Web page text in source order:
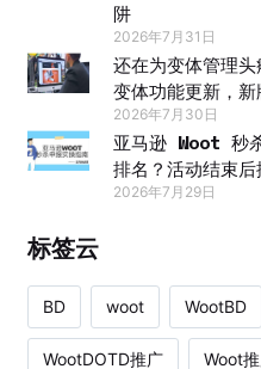
阱
2026年7月31日
还在为变体管理
变体功能更新，新
2026年7月30日
亚马逊 Woot 秒
排名？活动结束后
2026年7月29日
标签云
BD woot WootBD
WootDOTD推广 Woot